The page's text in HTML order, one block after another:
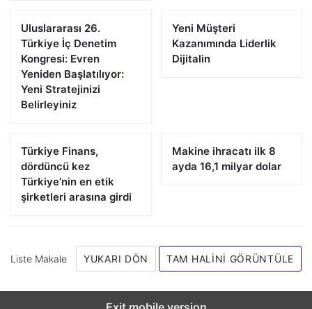
Uluslararası 26.
Türkiye İç Denetim
Kongresi: Evren
Yeniden Başlatılıyor:
Yeni Stratejinizi
Belirleyiniz
Yeni Müşteri
Kazanımında Liderlik
Dijitalin
Türkiye Finans,
dördüncü kez
Türkiye’nin en etik
şirketleri arasına girdi
Makine ihracatı ilk 8
ayda 16,1 milyar dolar
Liste Makale YUKARI DÖN TAM HALINI GÖRÜNTÜLE